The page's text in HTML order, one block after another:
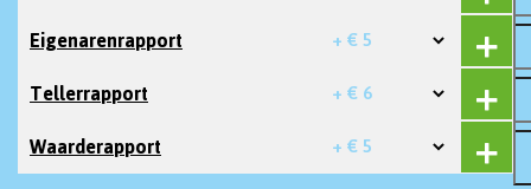
Eigenarenrapport + € 5
Tellerrapport + € 6
Waarderapport + € 5